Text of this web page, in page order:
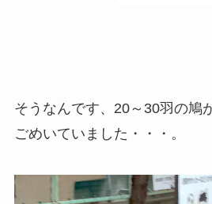
そうなんです、20～30羽の鳩
ごめいていました・・・。
動